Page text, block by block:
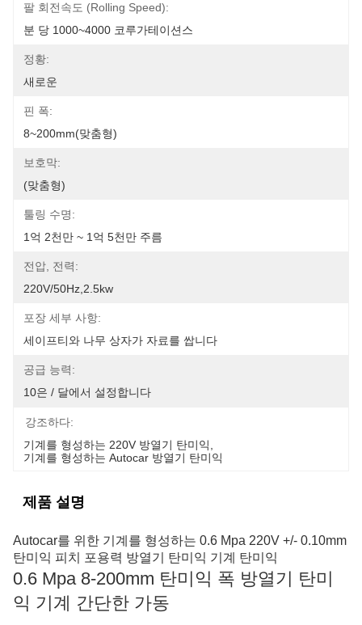
팔 회전속도 (rolling Speed):
분 당 1000~4000 코루가테이션스
정황:
새로운
핀 폭:
8~200mm(맞춤형)
보호막:
(맞춤형)
툴링 수명:
1억 2천만 ~ 1억 5천만 주름
전압, 전력:
220V/50Hz,2.5kw
포장 세부 사항:
세이프티와 나무 상자가 자료를 쌉니다
공급 능력:
10은 / 달에서 설정합니다
강조하다:
기계를 형성하는 220V 방열기 탄미익
기계를 형성하는 Autocar 방열기 탄미익
제품 설명
Autocar를 위한 기계를 형성하는 0.6 Mpa 220V +/- 0.10mm
탄미익 피치 포용력 방열기 탄미익 기계 탄미익
0.6 Mpa 8-200mm 탄미익 폭 방열기 탄미
익 기계 간단한 가동